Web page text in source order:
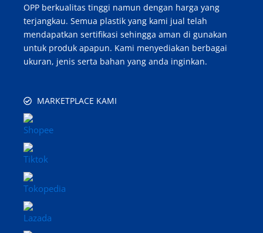
OPP berkualitas tinggi namun dengan harga yang
terjangkau. Semua plastik yang kami jual telah
mendapatkan sertifikasi sehingga aman di gunakan
untuk produk apapun. Kami menyediakan berbagai
ukuran, jenis serta bahan yang anda inginkan.
MARKETPLACE KAMI